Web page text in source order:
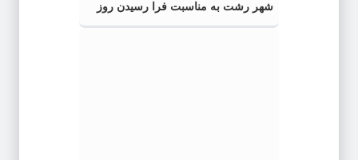
شهر رشت به مناسبت فرا رسیدن روز
خبرنگار